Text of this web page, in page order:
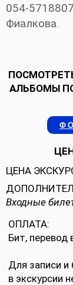
054-5718807
Фиалкова.
АЛЬБОМЫ
ЦЕНА
Входные
ОПЛАТА:
Бит, перевод
Для записи и
в экскурсии